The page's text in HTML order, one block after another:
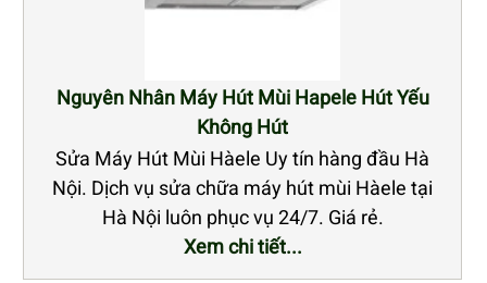
Nguyên Nhân Máy Hút Mùi Hapele Hút Yếu
Không Hút
Sửa Máy Hút Mùi Hàele Uy tín hàng đầu Hà
Nội. Dịch vụ sửa chữa máy hút mùi Hàele tại
Hà Nội luôn phục vụ 24/7. Giá rẻ.
Xem chi tiết...